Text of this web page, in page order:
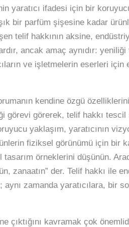
yaratıcı ifadesi için bir
bir parfüm şişesine kadar
telif hakkının aksine,
ancak amaç aynıdır:
ve işletmelerin eserleri için
kendine özgü özelliklerini
görevi görerek, telif hakkı tescil
yaklaşım, yaratıcının
fiziksel görünümü için bir
örneklerini düşünün.
zanaatın” der. Telif hakkı ile
aynı zamanda yaratıcılara, bir
çıktığını kavramak çok